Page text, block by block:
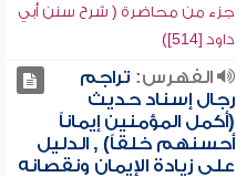
جزء من محاضرة ( شرح سنن أبي
داود [514])
الفهرس: تراجم
رجال إسناد حديث
(أكمل المؤمنين إيماناً
أحسنهم خلقاً) , الدليل
على زيادة الإيمان ونقصانه